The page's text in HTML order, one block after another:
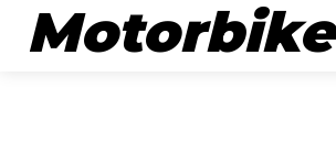
Motorbike